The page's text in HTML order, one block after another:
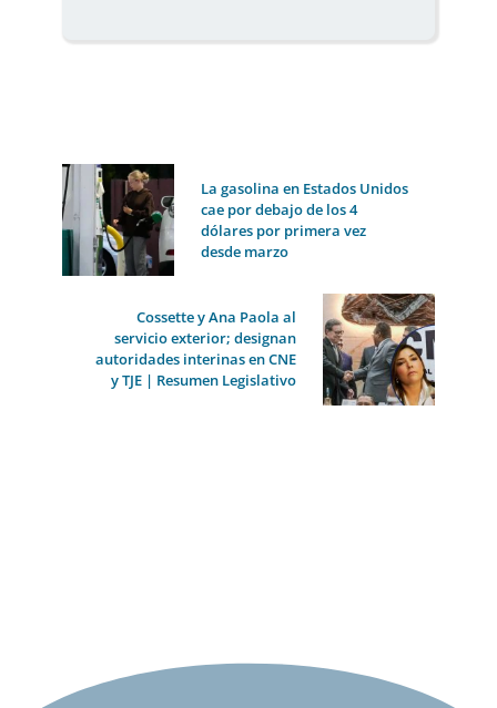
La gasolina en Estados Unidos
cae por debajo de los 4
dólares por primera vez
desde marzo
Cossette y Ana Paola al
servicio exterior; designan
autoridades interinas en CNE
y TJE | Resumen Legislativo